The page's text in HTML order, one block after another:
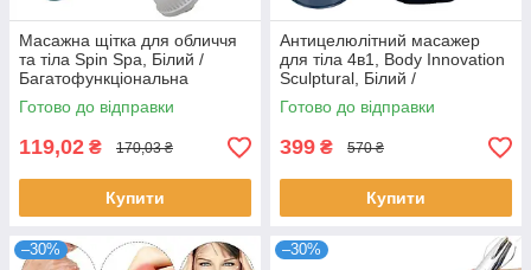
Масажна щітка для обличчя
та тіла Spin Spa, Білий /
Багатофункціональна
масажна щітка для тіла
Готово до відправки
119,02 ₴ 170,03 ₴
Купити
Антицелюлітний масажер
для тіла 4в1, Body Innovation
Sculptural, Білий /
Електричний ручний
вібромасажер
Готово до відправки
399 ₴ 570 ₴
Купити
–30% –30%